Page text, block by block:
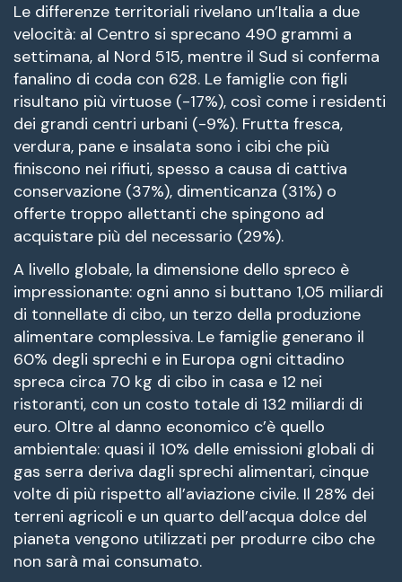
Le differenze territoriali rivelano un’Italia a due
velocità: al Centro si sprecano 490 grammi a
settimana, al Nord 515, mentre il Sud si conferma
fanalino di coda con 628. Le famiglie con figli
risultano più virtuose (-17%), così come i residenti
dei grandi centri urbani (-9%). Frutta fresca,
verdura, pane e insalata sono i cibi che più
finiscono nei rifiuti, spesso a causa di cattiva
conservazione (37%), dimenticanza (31%) o
offerte troppo allettanti che spingono ad
acquistare più del necessario (29%).
A livello globale, la dimensione dello spreco è
impressionante: ogni anno si buttano 1,05 miliardi
di tonnellate di cibo, un terzo della produzione
alimentare complessiva. Le famiglie generano il
60% degli sprechi e in Europa ogni cittadino
spreca circa 70 kg di cibo in casa e 12 nei
ristoranti, con un costo totale di 132 miliardi di
euro. Oltre al danno economico c’è quello
ambientale: quasi il 10% delle emissioni globali di
gas serra deriva dagli sprechi alimentari, cinque
volte di più rispetto all’aviazione civile. Il 28% dei
terreni agricoli e un quarto dell’acqua dolce del
pianeta vengono utilizzati per produrre cibo che
non sarà mai consumato.